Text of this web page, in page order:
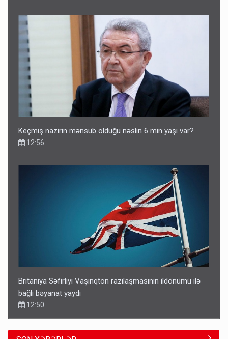
Keçmiş nazirin mənsub olduğu nəslin 6 min yaşı var?
12:56
Britaniya Səfirliyi Vaşinqton razılaşmasının ildönümü ilə
bağlı bəyanat yaydı
12:50